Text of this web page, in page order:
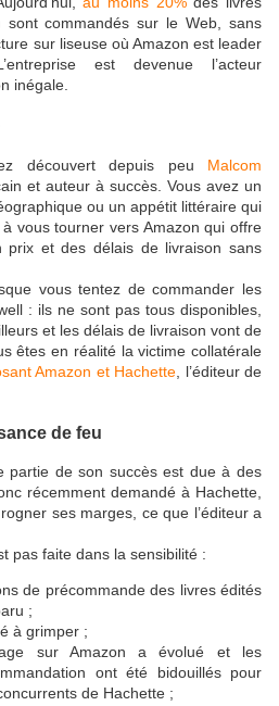
commandés sur le Web, sans
sur liseuse où Amazon est leader
est devenue l’acteur
inégale.
découvert depuis peu Malcom
et auteur à succès. Vous avez un
ou un appétit littéraire qui
vous tourner vers Amazon qui offre
prix et des délais de livraison sans
vous tentez de commander les
: ils ne sont pas tous disponibles,
et les délais de livraison vont de
êtes en réalité la victime collatérale
Amazon et Hachette , l’éditeur de
de feu
partie de son succès est due à des
récemment demandé à Hachette,
ses marges, ce que l’éditeur a
pas faite dans la sensibilité :
de précommande des livres édités
;
à grimper ;
sur Amazon a évolué et les
ont été bidouillés pour
de Hachette ;